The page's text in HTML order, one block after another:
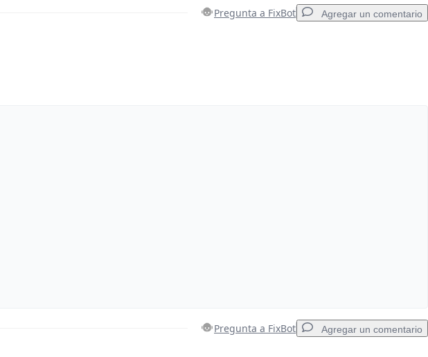
Pregunta a FixBot Agregar un comentario
Pregunta a FixBot Agregar un comentario